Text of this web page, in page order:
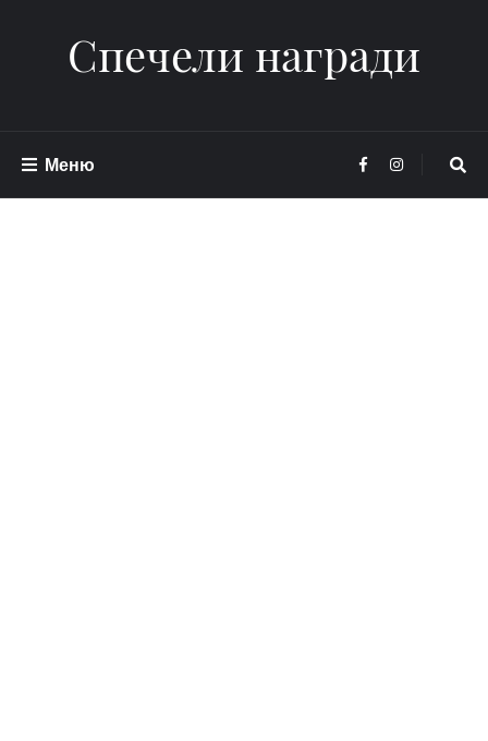
Спечели награди
Меню